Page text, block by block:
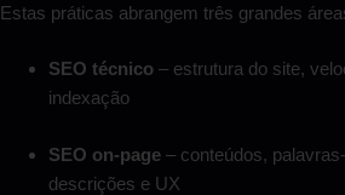
Estas práticas abrangem três grandes
SEO técnico – estrutura do site,
indexação
SEO on-page – conteúdos,
descrições e UX